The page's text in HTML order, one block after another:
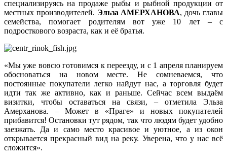
специализируясь на продаже рыбы и рыбной продукции от
местных производителей. Эльза АМЕРХАНОВА, дочь главы
семейства, помогает родителям вот уже 10 лет – с
подросткового возраста, как и её братья.
«Мы уже вовсю готовимся к переезду, и с 1 апреля планируем
обосноваться на новом месте. Не сомневаемся, что
постоянные покупатели легко найдут нас, а торговля будет
идти так же активно, как и раньше. Сейчас всем выдаём
визитки, чтобы оставаться на связи, – отметила Эльза
Амерханова. – Может в «Праге» и новых покупателей
прибавится! Остановки тут рядом, так что людям будет удобно
заезжать. Да и само место красивое и уютное, а из окон
открывается прекрасный вид на реку. Уверена, что у нас всё
сложится».